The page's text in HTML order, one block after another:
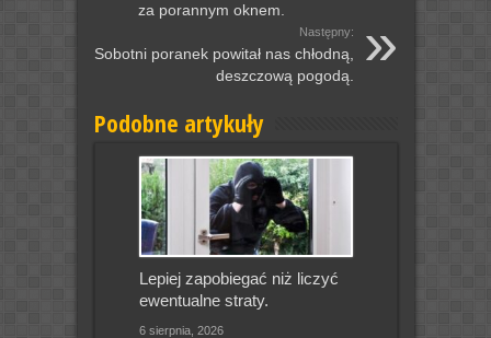
za porannym oknem.
Następny:
Sobotni poranek powitał nas chłodną,
deszczową pogodą.
Podobne artykuły
Lepiej zapobiegać niż liczyć
ewentualne straty.
6 sierpnia, 2026